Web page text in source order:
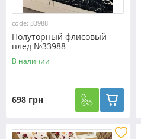
code: 33988
Полуторный флисовый
плед №33988
В наличии
698 грн